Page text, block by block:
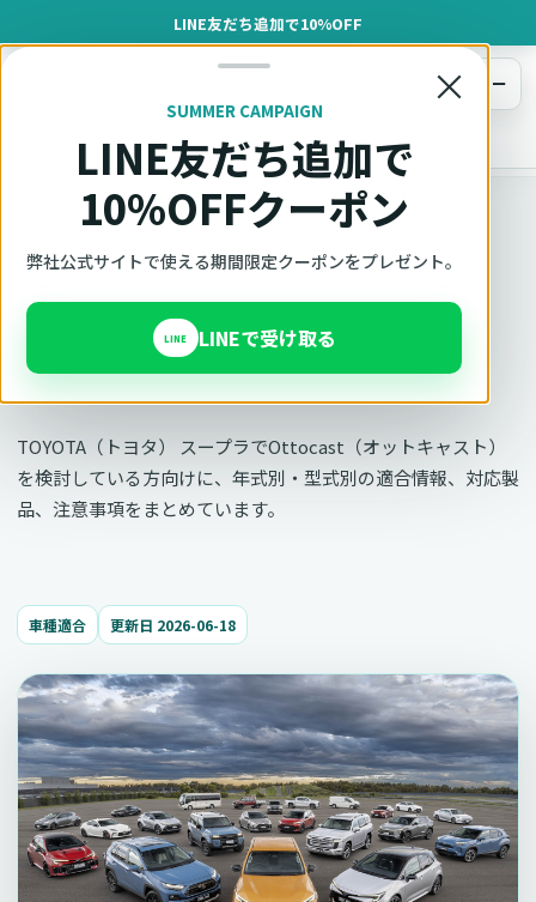
LINE友だち追加で10%OFF
×
SUMMER CAMPAIGN
LINE友だち追加で
10%OFFクーポン
弊社公式サイトで使える期間限定クーポンをプレゼント。
LINE LINEで受け取る
オットキャスト
メニュー
車種適合確認 TOYOTA（トヨタ） スープラ
車種別適合
オットキャスト TOYOTA
スープラの適合確認
TOYOTA（トヨタ） スープラでOttocast（オットキャスト）
を検討している方向けに、年式別・型式別の適合情報、対応製
品、注意事項をまとめています。
車種適合 更新日 2026-06-18